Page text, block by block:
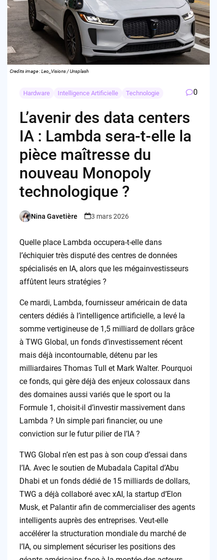
Credits image : Leo_Visions / Unsplash
Hardware Intelligence Artificielle Technologie 0
L’avenir des data centers
IA : Lambda sera-t-elle la
pièce maîtresse du
nouveau Monopoly
technologique ?
Posted
Nina Gavetière 3 mars 2026
Quelle place Lambda occupera-t-elle dans
l’échiquier très disputé des centres de données
spécialisés en IA, alors que les mégainvestisseurs
affûtent leurs stratégies ?
Ce mardi, Lambda, fournisseur américain de data
centers dédiés à l’intelligence artificielle, a levé la
somme vertigineuse de 1,5 milliard de dollars grâce
à TWG Global, un fonds d’investissement récent
mais déjà incontournable, détenu par les
milliardaires Thomas Tull et Mark Walter. Pourquoi
ce fonds, qui gère déjà des enjeux colossaux dans
des domaines aussi variés que le sport ou la
Formule 1, choisit-il d’investir massivement dans
Lambda ? Un simple pari financier, ou une
conviction sur le futur pilier de l’IA ?
TWG Global n’en est pas à son coup d’essai dans
l’IA. Avec le soutien de Mubadala Capital d’Abu
Dhabi et un fonds dédié de 15 milliards de dollars,
TWG a déjà collaboré avec xAI, la startup d’Elon
Musk, et Palantir afin de commercialiser des agents
intelligents auprès des entreprises. Veut-elle
accélérer la structuration mondiale du marché de
l’IA, ou simplement sécuriser les positions des